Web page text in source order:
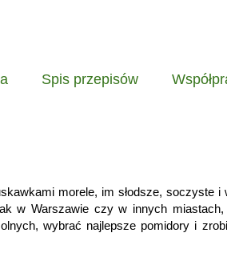
Spis przepisów
morele, im słodsze, soczyste i
w Warszawie czy w innych miastach,
wybrać najlepsze pomidory i